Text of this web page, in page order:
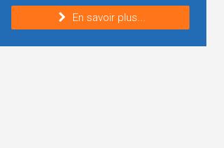
En savoir plus...